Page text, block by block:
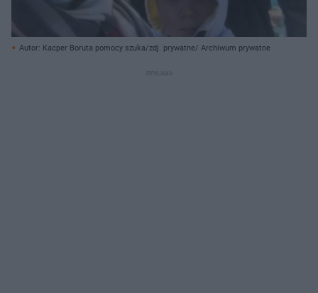
Autor: Kacper Boruta pomocy szuka/zdj. prywatne/ Archiwum prywatne